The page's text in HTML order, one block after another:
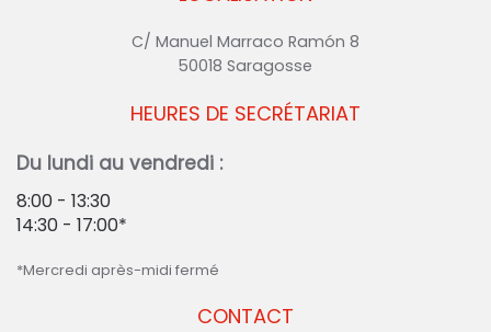
C/ Manuel Marraco Ramón 8
50018 Saragosse
CONTACT
HEURES DE SECRÉTARIAT
Du lundi au vendredi :
8:00 - 13:30
14:30 - 17:00*
*Mercredi après-midi fermé